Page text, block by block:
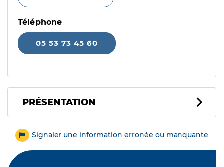
Téléphone
05 53 73 45 60
PRÉSENTATION
Signaler une information erronée ou manquante